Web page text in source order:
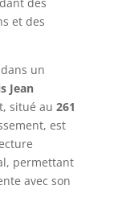
et des
un
Jean
situé au 261
est
permettant
avec son